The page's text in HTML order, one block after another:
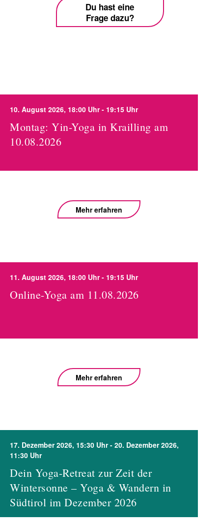
Du hast eine
Frage dazu?
10. August 2026, 18:00 Uhr - 19:15 Uhr
Montag: Yin-Yoga in Krailling am
10.08.2026
Mehr erfahren
11. August 2026, 18:00 Uhr - 19:15 Uhr
Online-Yoga am 11.08.2026
Mehr erfahren
17. Dezember 2026, 15:30 Uhr - 20. Dezember 2026,
11:30 Uhr
Dein Yoga-Retreat zur Zeit der
Wintersonne – Yoga & Wandern in
Südtirol im Dezember 2026